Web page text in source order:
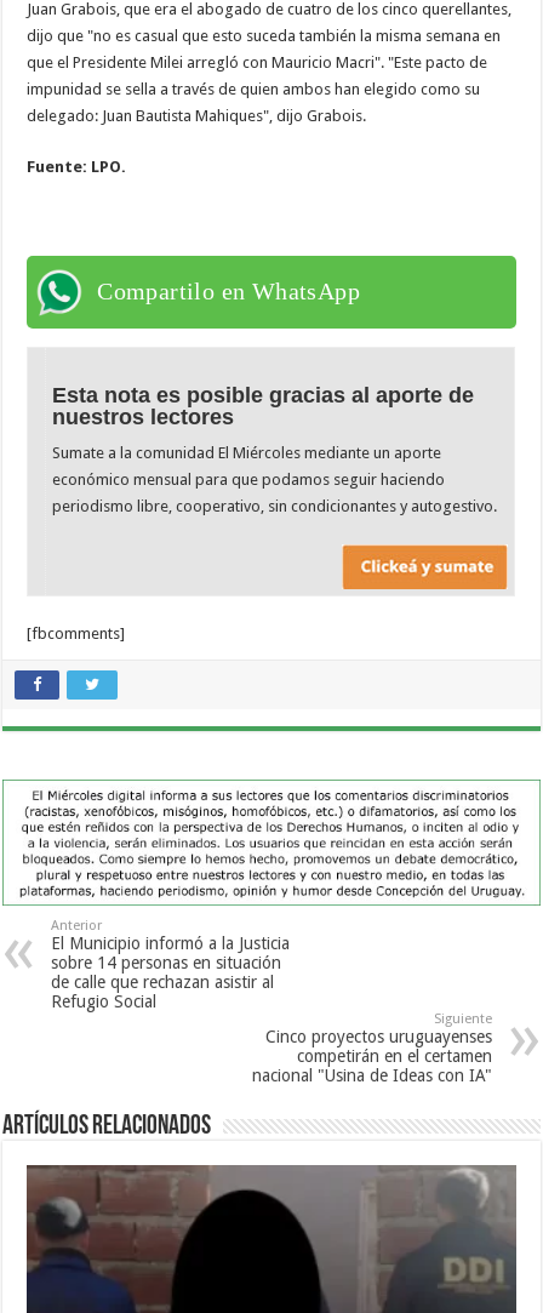
Juan Grabois, que era el abogado de cuatro de los cinco querellantes,
dijo que "no es casual que esto suceda también la misma semana en
que el Presidente Milei arregló con Mauricio Macri". "Este pacto de
impunidad se sella a través de quien ambos han elegido como su
delegado: Juan Bautista Mahiques", dijo Grabois.
Fuente: LPO.
Compartilo en WhatsApp
Esta nota es posible gracias al aporte de
nuestros lectores
Sumate a la comunidad El Miércoles mediante un aporte
económico mensual para que podamos seguir haciendo
periodismo libre, cooperativo, sin condicionantes y autogestivo.
[fbcomments]
Anterior
El Municipio informó a la Justicia
sobre 14 personas en situación
de calle que rechazan asistir al
Refugio Social
Siguiente
Cinco proyectos uruguayenses
competirán en el certamen
nacional "Usina de Ideas con IA"
Artículos Relacionados